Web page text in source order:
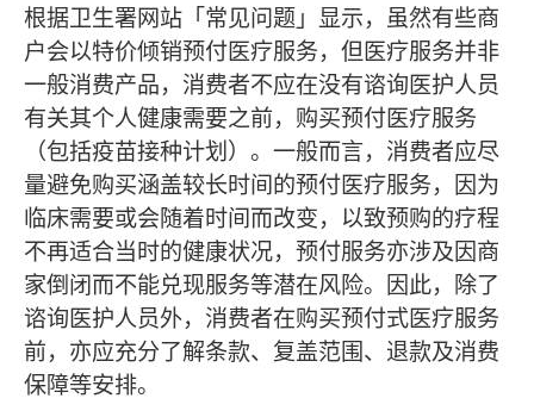
根据卫生署网站「常见问题」显示，虽然有些商
户会以特价倾销预付医疗服务，但医疗服务并非
一般消费产品，消费者不应在没有谘询医护人员
有关其个人健康需要之前，购买预付医疗服务
（包括疫苗接种计划）。一般而言，消费者应尽
量避免购买涵盖较长时间的预付医疗服务，因为
临床需要或会随着时间而改变，以致预购的疗程
不再适合当时的健康状况，预付服务亦涉及因商
家倒闭而不能兑现服务等潜在风险。因此，除了
谘询医护人员外，消费者在购买预付式医疗服务
前，亦应充分了解条款、复盖范围、退款及消费
保障等安排。